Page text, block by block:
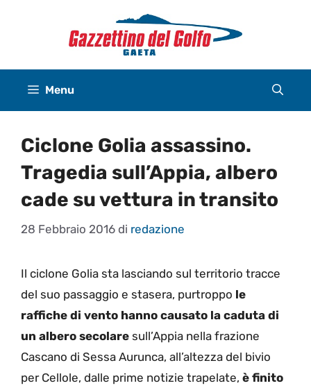
Menu
Ciclone Golia assassino.
Tragedia sull’Appia, albero
cade su vettura in transito
28 Febbraio 2016 di redazione
Il ciclone Golia sta lasciando sul territorio tracce
del suo passaggio e stasera, purtroppo le
raffiche di vento hanno causato la caduta di
un albero secolare sull’Appia nella frazione
Cascano di Sessa Aurunca, all’altezza del bivio
per Cellole, dalle prime notizie trapelate, è finito